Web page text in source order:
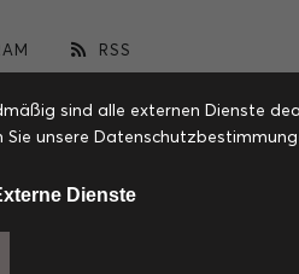
RSS
sind alle externen Dienste
unsere
Dienste